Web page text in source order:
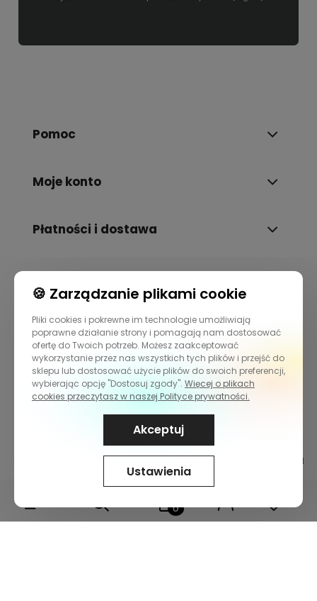
Pomoc
Moje konto
Płatności i dostawa
Informacje
O nas
Sklep internetowy Shoper.pl Szablon Shoper Modern 3.0™
od
GrowCommerce
🍪 Zarządzanie plikami cookie
Pliki cookies i pokrewne im technologie umożliwiają
poprawne działanie strony i pomagają nam dostosować
ofertę do Twoich potrzeb. Możesz zaakceptować
wykorzystanie przez nas wszystkich tych plików i przejść do
sklepu lub dostosować użycie plików do swoich preferencji,
wybierając opcję "Dostosuj zgody". Więcej o plikach
cookies przeczytasz w naszej Polityce prywatności.
Ustawienia
Akceptuj